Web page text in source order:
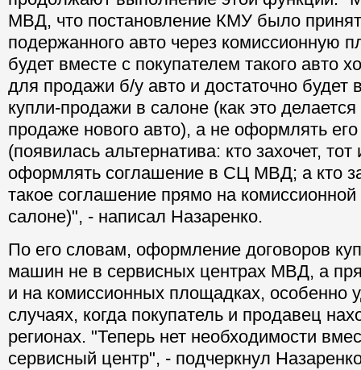
МВД, что постановление КМУ было
подержанного авто через комиссионную
будет вместе с покупателем такого авто
для продажи б/у авто и достаточно будет
купли-продажи в салоне (как это
продаже нового авто), а не оформлять
(появилась альтернатива: кто захочет,
оформлять соглашение в СЦ МВД; а кто
такое соглашение прямо на
салоне)", - написал Назаренко.
По его словам, оформление договоров
машин не в сервисных центрах МВД, а
и на комиссионных площадках, особенно
случаях, когда покупатель и продавец
регионах. "Теперь нет необходимости
сервисный центр", - подчеркнул